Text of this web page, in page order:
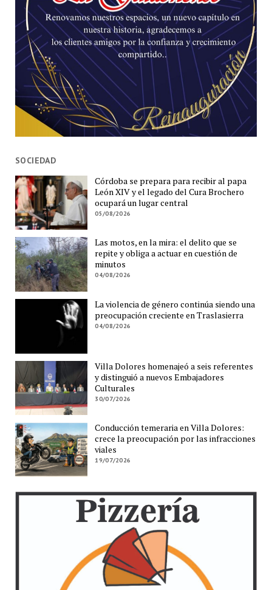
SOCIEDAD
Córdoba se prepara para recibir al papa
León XIV y el legado del Cura Brochero
ocupará un lugar central
05/08/2026
Las motos, en la mira: el delito que se
repite y obliga a actuar en cuestión de
minutos
04/08/2026
La violencia de género continúa siendo una
preocupación creciente en Traslasierra
04/08/2026
Villa Dolores homenajeó a seis referentes
y distinguió a nuevos Embajadores
Culturales
30/07/2026
Conducción temeraria en Villa Dolores:
crece la preocupación por las infracciones
viales
19/07/2026